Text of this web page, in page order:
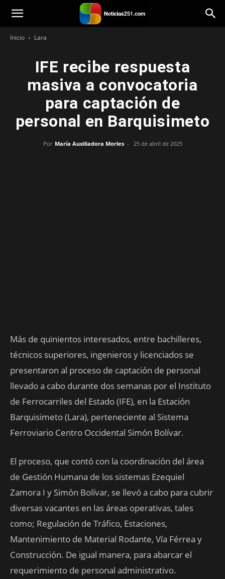
Noticias251
Inicio Lara
IFE recibe respuesta
masiva a convocatoria
para captación de
personal en Barquisimeto
Por María Auxiliadora Morles - 25 de abril de 2025
Más de quinientos interesados, entre bachilleres,
técnicos superiores, ingenieros y licenciados se
presentaron al proceso de captación de personal
llevado a cabo durante dos semanas por el Instituto
de Ferrocarriles del Estado (IFE), en la Estación
Barquisimeto (Lara), perteneciente al Sistema
Ferroviario Centro Occidental Simón Bolívar.
El proceso, que contó con la coordinación del área
de Gestión Humana de los sistemas Ezequiel
Zamora I y Simón Bolívar, se llevó a cabo para cubrir
diversas vacantes en las áreas operativas, tales
como; Regulación de Tráfico, Estaciones,
Mantenimiento de Material Rodante, Vía Férrea y
Construcción. De igual manera, para abarcar el
requerimiento de personal administrativo.